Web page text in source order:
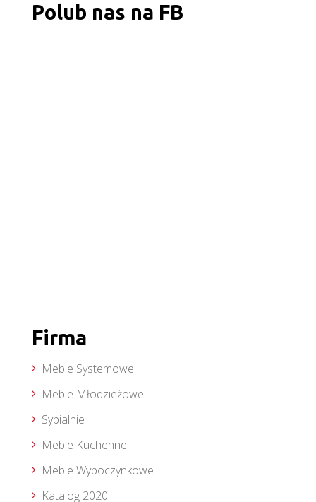
Polub nas na FB
Firma
Meble Systemowe
Meble Młodzieżowe
Sypialnie
Meble Kuchenne
Meble Wypoczynkowe
Katalog 2020